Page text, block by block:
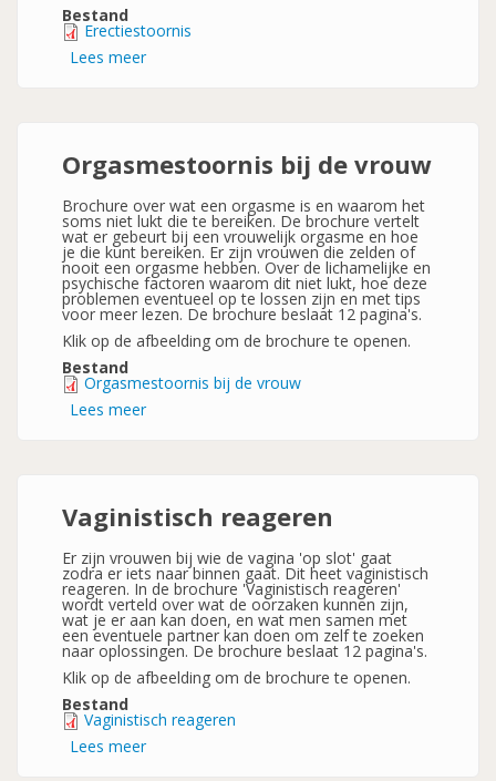
Bestand
Erectiestoornis
Lees meerover
Orgasmestoornis bij de vrouw
Brochure over wat een orgasme is en waarom het
soms niet lukt die te bereiken. De brochure vertelt
wat er gebeurt bij een vrouwelijk orgasme en hoe
je die kunt bereiken. Er zijn vrouwen die zelden of
nooit een orgasme hebben. Over de lichamelijke en
psychische factoren waarom dit niet lukt, hoe deze
problemen eventueel op te lossen zijn en met tips
voor meer lezen. De brochure beslaat 12 pagina's.
Klik op de afbeelding om de brochure te openen.
Bestand
Orgasmestoornis bij de vrouw
Lees meerover
Vaginistisch reageren
Er zijn vrouwen bij wie de vagina 'op slot' gaat
zodra er iets naar binnen gaat. Dit heet vaginistisch
reageren. In de brochure 'Vaginistisch reageren'
wordt verteld over wat de oorzaken kunnen zijn,
wat je er aan kan doen, en wat men samen met
een eventuele partner kan doen om zelf te zoeken
naar oplossingen. De brochure beslaat 12 pagina's.
Klik op de afbeelding om de brochure te openen.
Bestand
Vaginistisch reageren
Lees meerover